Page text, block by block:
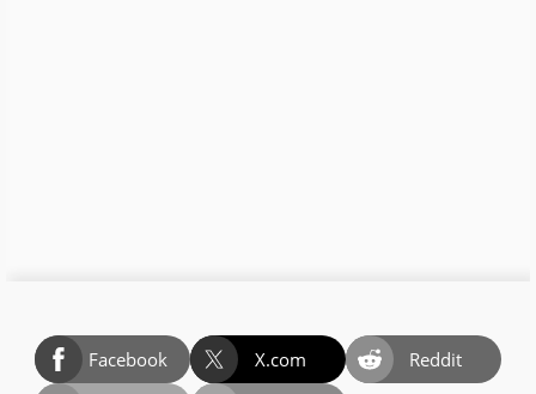
Facebook X.com
Reddit